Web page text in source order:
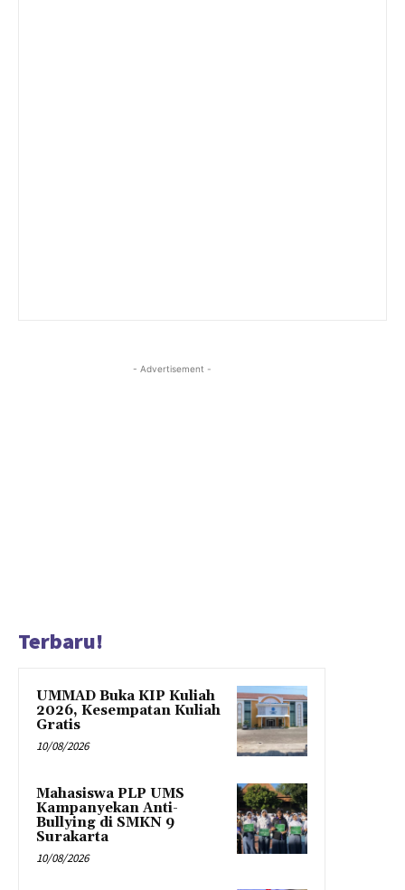
- Advertisement -
Terbaru!
UMMAD Buka KIP Kuliah
2026, Kesempatan Kuliah
Gratis
10/08/2026
Mahasiswa PLP UMS
Kampanyekan Anti-
Bullying di SMKN 9
Surakarta
10/08/2026